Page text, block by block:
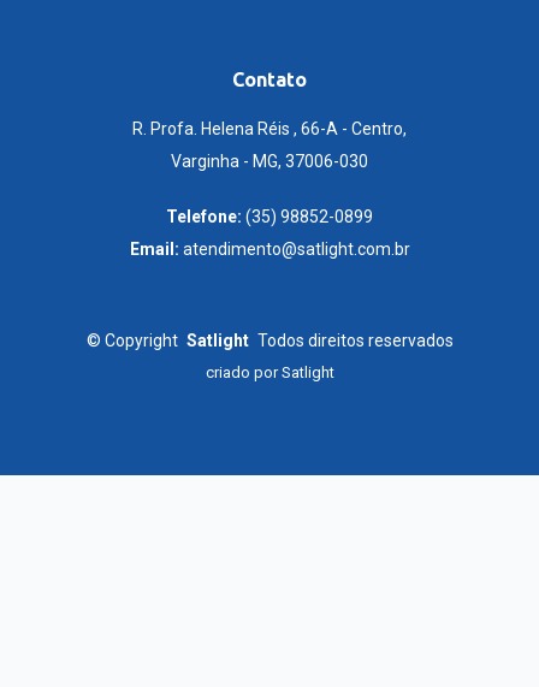
Contato
R. Profa. Helena Réis , 66-A - Centro,
Varginha - MG, 37006-030
Telefone: (35) 98852-0899
Email: atendimento@satlight.com.br
© Copyright Satlight Todos direitos reservados
criado porSatlight